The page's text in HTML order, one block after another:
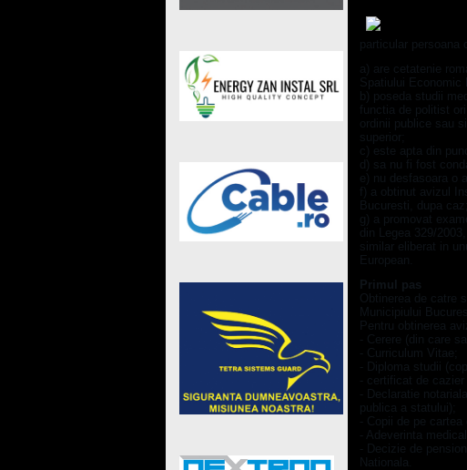
particular persoana
a) are cetatenie
Spatiului Economic
b) poseda studii
functia de politist
ordinii publice sau
superior;
c) este apta din
d) sa nu fi fost
e) nu desfasoara o
f) a obtinut avizul
Bucuresti, dupa caz;
g) a promovat
din Legea 329/
similar eliberat in
European.
Primul pas
Obtinerea de catre
Municipiului
Pentru obtinerea
- Cerere (din care
- Curriculum Vitae;
- Diploma studii
- certificat de
- Declaratie
publica a statului);
- Copii de pe
- Adeverinta
- Decizie de
Nationala.